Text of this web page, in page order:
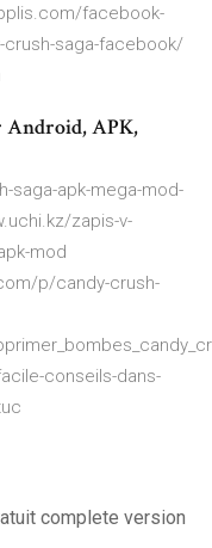
facebook-
saga-facebook/
Android, APK,
saga-apk-mega-mod-
zapis-v-
mod
p/candy-crush-
conseils-dans-
complete version